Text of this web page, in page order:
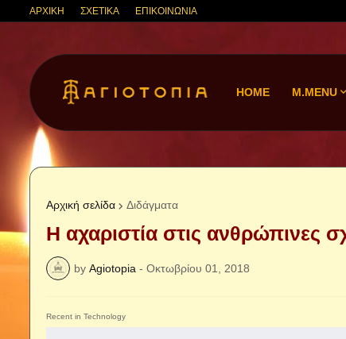
ΑΡΧΙΚΗ ΣΧΕΤΙΚΑ ΕΠΙΚΟΙΝΩΝΙΑ
HOME M.MENU
Αρχική σελίδα Διδάγματα
Η αχαριστία στις ανθρώπινες
by Agiotopia - Οκτωβρίου 01, 2018
Recent in Technology